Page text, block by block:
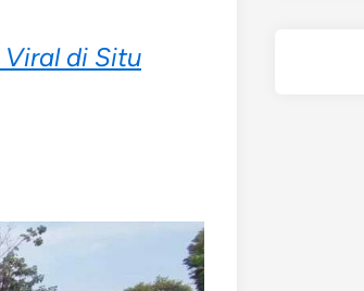
Viral di Situ